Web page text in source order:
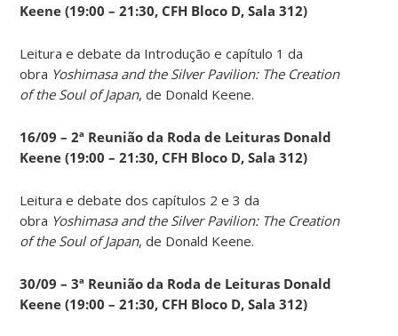
Keene (19:00 – 21:30, CFH Bloco D, Sala 312)
Leitura e debate da Introdução e capítulo 1 da
obra Yoshimasa and the Silver Pavilion: The Creation
of the Soul of Japan, de Donald Keene.
16/09 – 2ª Reunião da Roda de Leituras Donald
Keene (19:00 – 21:30, CFH Bloco D, Sala 312)
Leitura e debate dos capítulos 2 e 3 da
obra Yoshimasa and the Silver Pavilion: The Creation
of the Soul of Japan, de Donald Keene.
30/09 – 3ª Reunião da Roda de Leituras Donald
Keene (19:00 – 21:30, CFH Bloco D, Sala 312)